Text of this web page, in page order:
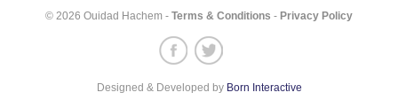
© 2026 Ouidad Hachem - Terms & Conditions - Privacy Policy
Designed & Developed by Born Interactive